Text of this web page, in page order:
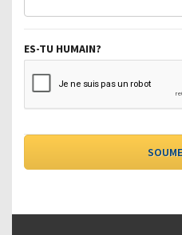
ES-TU HUMAIN?